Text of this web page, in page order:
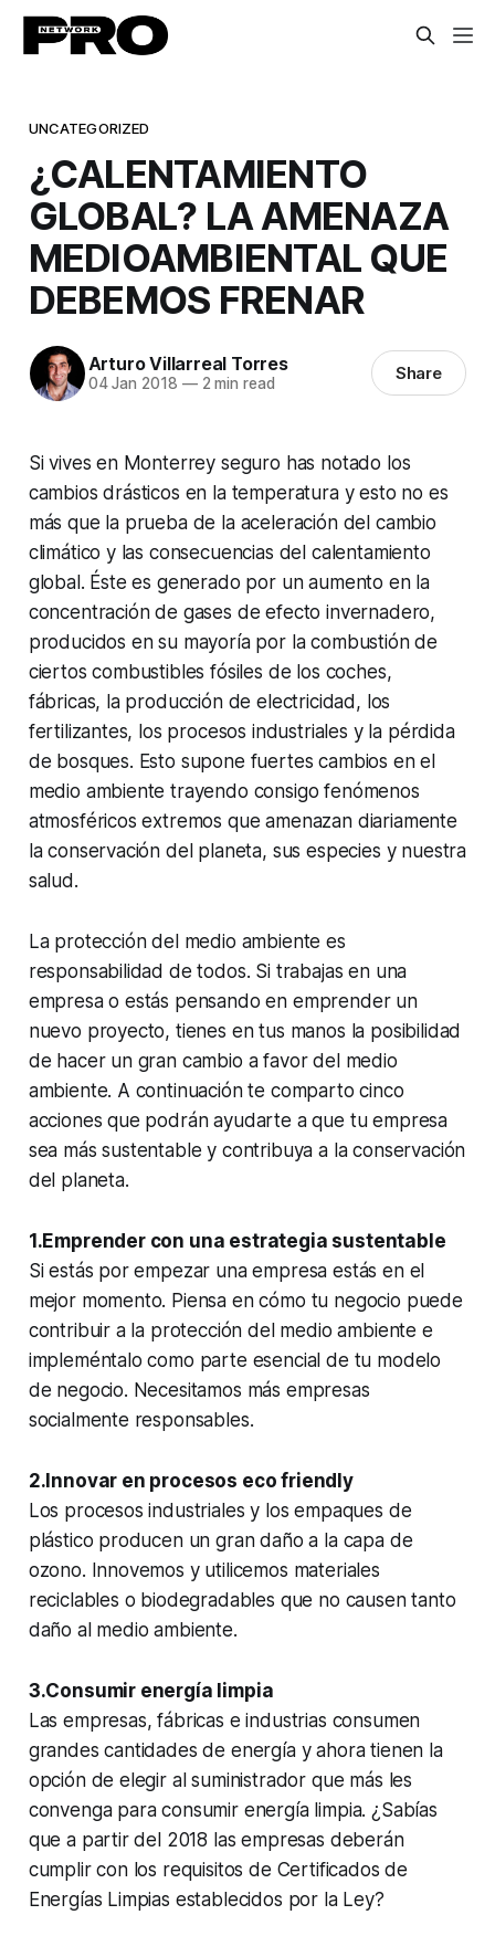
UNCATEGORIZED
¿CALENTAMIENTO
GLOBAL? LA AMENAZA
MEDIOAMBIENTAL QUE
DEBEMOS FRENAR
Arturo Villarreal Torres
04 Jan 2018 —2 min read Share
Si vives en Monterrey seguro has notado los
cambios drásticos en la temperatura y esto no es
más que la prueba de la aceleración del cambio
climático y las consecuencias del calentamiento
global. Éste es generado por un aumento en la
concentración de gases de efecto invernadero,
producidos en su mayoría por la combustión de
ciertos combustibles fósiles de los coches,
fábricas, la producción de electricidad, los
fertilizantes, los procesos industriales y la pérdida
de bosques. Esto supone fuertes cambios en el
medio ambiente trayendo consigo fenómenos
atmosféricos extremos que amenazan diariamente
la conservación del planeta, sus especies y nuestra
salud.
La protección del medio ambiente es
responsabilidad de todos. Si trabajas en una
empresa o estás pensando en emprender un
nuevo proyecto, tienes en tus manos la posibilidad
de hacer un gran cambio a favor del medio
ambiente. A continuación te comparto cinco
acciones que podrán ayudarte a que tu empresa
sea más sustentable y contribuya a la conservación
del planeta.
1.Emprender con una estrategia sustentable
Si estás por empezar una empresa estás en el
mejor momento. Piensa en cómo tu negocio puede
contribuir a la protección del medio ambiente e
impleméntalo como parte esencial de tu modelo
de negocio. Necesitamos más empresas
socialmente responsables.
2.Innovar en procesos eco friendly
Los procesos industriales y los empaques de
plástico producen un gran daño a la capa de
ozono. Innovemos y utilicemos materiales
reciclables o biodegradables que no causen tanto
daño al medio ambiente.
3.Consumir energía limpia
Las empresas, fábricas e industrias consumen
grandes cantidades de energía y ahora tienen la
opción de elegir al suministrador que más les
convenga para consumir energía limpia. ¿Sabías
que a partir del 2018 las empresas deberán
cumplir con los requisitos de Certificados de
Energías Limpias establecidos por la Ley?